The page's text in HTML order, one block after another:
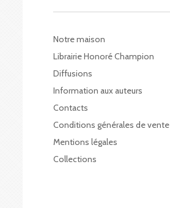
Notre maison
Librairie Honoré Champion
Diffusions
Information aux auteurs
Contacts
Conditions générales de vente
Mentions légales
Collections